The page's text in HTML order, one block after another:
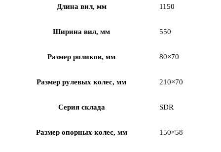
Длина вил, мм 1150
Ширина вил, мм 550
Размер роликов, мм 80×70
Размер рулевых колес, мм 210×70
Серия склада SDR
Размер опорных колес, мм 150×58